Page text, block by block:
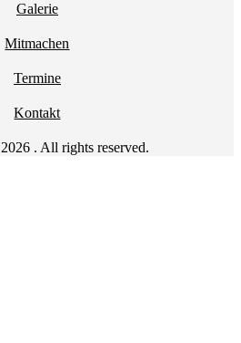
Galerie
Mitmachen
Termine
Kontakt
. All rights reserved.